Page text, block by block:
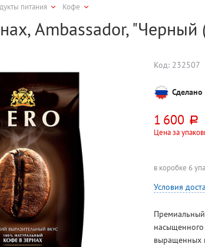
питания Кофе
Ambassador, "Черный
Код: 232507
Сделано
1 600 руб.
Цена за
в коробке 6
Условия
выращенных